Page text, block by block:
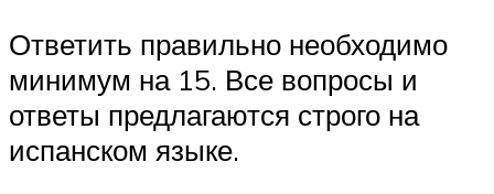
Ответить правильно необходимо
минимум на 15. Все вопросы и
ответы предлагаются строго на
испанском языке.